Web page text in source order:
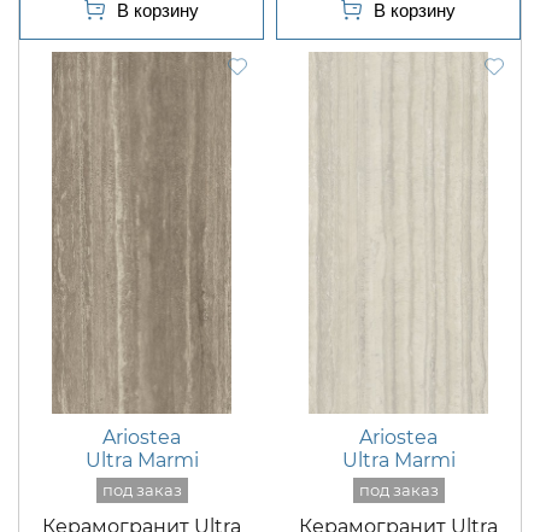
Ariostea
Ultra Marmi
Керамогранит Ultra
Ariostea
Ultra Marmi
Керамогранит Ultra